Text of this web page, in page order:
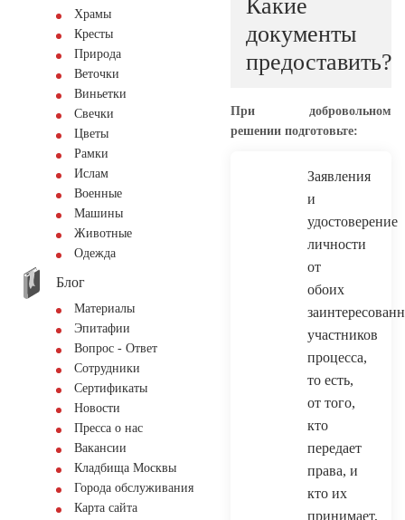
Храмы
Кресты
Природа
Веточки
Виньетки
Свечки
Цветы
Рамки
Ислам
Военные
Машины
Животные
Одежда
Блог
Материалы
Эпитафии
Вопрос - Ответ
Сотрудники
Сертификаты
Новости
Пресса о нас
Вакансии
Кладбища Москвы
Города обслуживания
Карта сайта
Какие
документы
предоставить?
При добровольном
решении подготовьте:
Заявления
и
удостоверение
личности
от
обоих
участников
процесса,
то есть,
от того,
кто
передает
права, и
кто их
принимает,